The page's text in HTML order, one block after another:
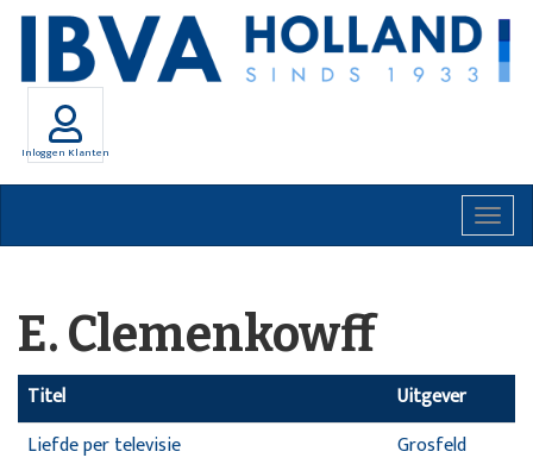
Inloggen Klanten
E. Clemenkowff
Titel
Uitgever
Liefde per televisie
Grosfeld